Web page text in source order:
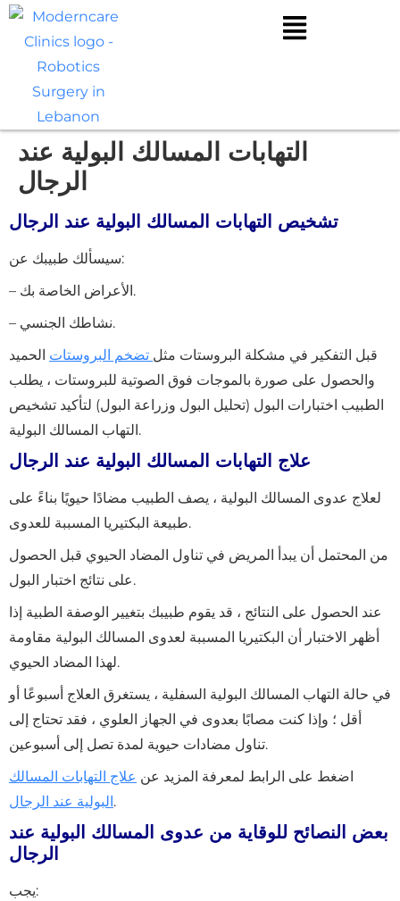
التهابات المسالك البولية عند
الرجال
تشخيص التهابات المسالك البولية عند الرجال
سيسألك طبيبك عن:
– الأعراض الخاصة بك.
– نشاطك الجنسي.
قبل التفكير في مشكلة البروستات مثل تضخم البروستات الحميد
والحصول على صورة بالموجات فوق الصوتية للبروستات ، يطلب
الطبيب اختبارات البول (تحليل البول وزراعة البول) لتأكيد تشخيص
التهاب المسالك البولية.
علاج التهابات المسالك البولية عند الرجال
لعلاج عدوى المسالك البولية ، يصف الطبيب مضادًا حيويًا بناءً على
طبيعة البكتيريا المسببة للعدوى.
من المحتمل أن يبدأ المريض في تناول المضاد الحيوي قبل الحصول
على نتائج اختبار البول.
عند الحصول على النتائج ، قد يقوم طبيبك بتغيير الوصفة الطبية إذا
أظهر الاختبار أن البكتيريا المسببة لعدوى المسالك البولية مقاومة
لهذا المضاد الحيوي.
في حالة التهاب المسالك البولية السفلية ، يستغرق العلاج أسبوعًا أو
أقل ؛ وإذا كنت مصابًا بعدوى في الجهاز العلوي ، فقد تحتاج إلى
تناول مضادات حيوية لمدة تصل إلى أسبوعين.
اضغط على الرابط لمعرفة المزيد عن علاج التهابات المسالك
البولية عند الرجال.
بعض النصائح للوقاية من عدوى المسالك البولية عند
الرجال
يجب: